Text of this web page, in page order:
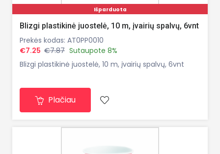
Išparduota
Blizgi plastikinė juostelė, 10 m, įvairių spalvų, 6vnt
Prekės kodas: AT0PP0010
€7.25 €7.87 Sutaupote 8%
Blizgi plastikinė juostelė, 10 m, įvairių spalvų, 6vnt
Plačiau